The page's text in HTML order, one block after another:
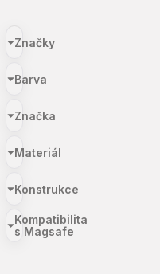
Značky
Barva
Značka
Materiál
Konstrukce
Kompatibilita
s Magsafe